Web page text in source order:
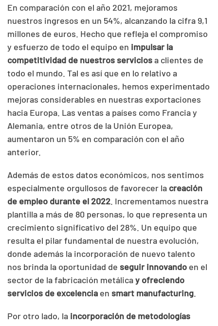
En comparación con el año 2021, mejoramos
nuestros ingresos en un 54%, alcanzando la cifra 9,1
millones de euros. Hecho que refleja el compromiso
y esfuerzo de todo el equipo en impulsar la
competitividad de nuestros serviciosa clientes de
todo el mundo. Tal es así que en lo relativo a
operaciones internacionales, hemos experimentado
mejoras considerables en nuestras exportaciones
hacia Europa. Las ventas a países como Francia y
Alemania, entre otros de la Unión Europea,
aumentaron un 5% en comparación con el año
anterior.
Además de estos datos económicos, nos sentimos
especialmente orgullosos de favorecer la creación
de empleo durante el 2022 . Incrementamos nuestra
plantilla a más de 80 personas, lo que representa un
crecimiento significativo del 28%. Un equipo que
resulta el pilar fundamental de nuestra evolución,
donde además la incorporación de nuevo talento
nos brinda la oportunidad de seguir innovando en el
sector de la fabricación metálicay ofreciendo
servicios de excelencia en smart manufacturing
Por otro lado, la incorporación de metodologías